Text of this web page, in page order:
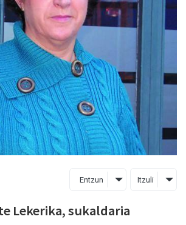
Entzun Itzuli
Lekerika, sukaldaria